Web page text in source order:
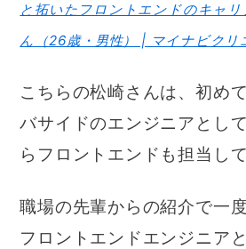
と拓いたフロントエンドのキャ
ん（26歳・男性） | マイナビクリ
こちらの松崎さんは、初め
バサイドのエンジニアとし
らフロントエンドも担当し
職場の先輩からの紹介で一
フロントエンドエンジニア